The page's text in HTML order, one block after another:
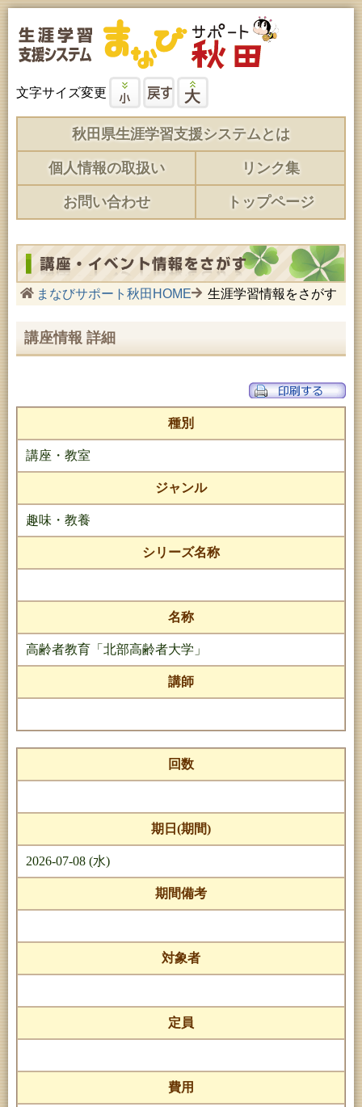
文字サイズ変更
秋田県生涯学習支援システムとは
個人情報の取扱い リンク集
お問い合わせ トップページ
まなびサポート秋田HOME 生涯学習情報をさがす
講座情報 詳細
種別
講座・教室
ジャンル
趣味・教養
シリーズ名称
名称
高齢者教育「北部高齢者大学」
講師
回数
期日(期間)
2026-07-08 (水)
期間備考
対象者
定員
費用